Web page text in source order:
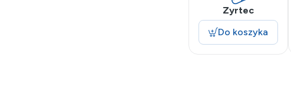
Zyrtec
Do koszyka